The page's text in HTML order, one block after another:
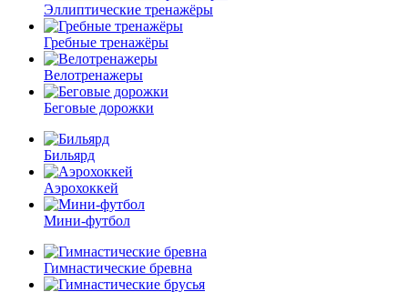
Эллиптические тренажёры
Гребные тренажёры
Велотренажеры
Беговые дорожки
Бильярд
Аэрохоккей
Мини-футбол
Гимнастические бревна